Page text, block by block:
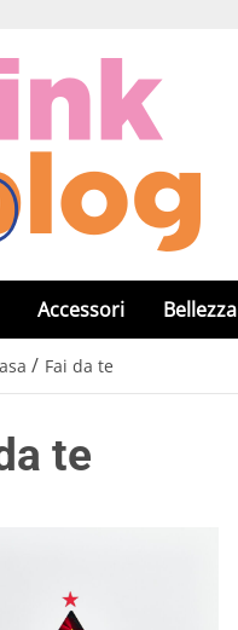
Accessori Bellezza
/ Fai da te
te